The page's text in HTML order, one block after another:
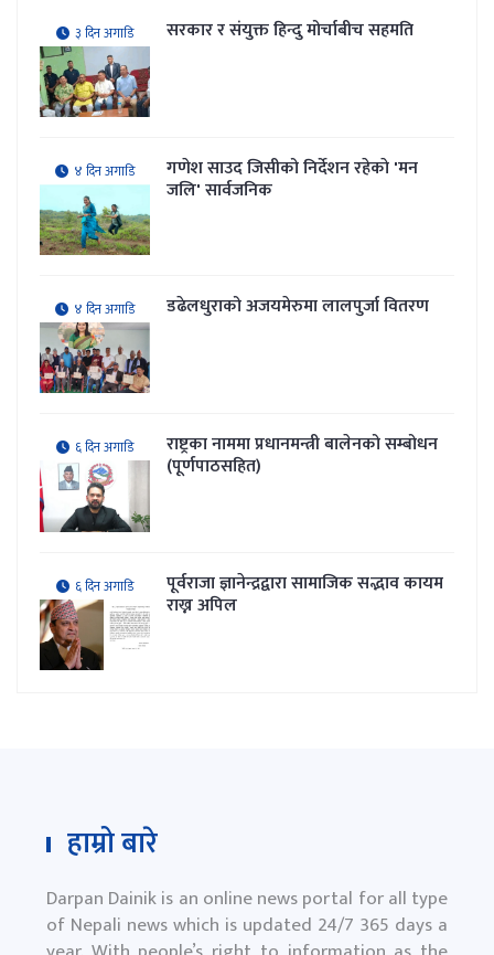
३ दिन अगाडि सरकार र संयुक्त हिन्दु मोर्चाबीच सहमति
४ दिन अगाडि गणेश साउद जिसीको निर्देशन रहेकाे 'मन
जलि' सार्वजनिक
४ दिन अगाडि डढेलधुराको अजयमेरुमा लालपुर्जा वितरण
६ दिन अगाडि राष्ट्रका नाममा प्रधानमन्त्री बालेनको सम्बोधन
(पूर्णपाठसहित)
६ दिन अगाडि पूर्वराजा ज्ञानेन्द्रद्वारा सामाजिक सद्भाव कायम
राख्न अपिल
हाम्रो बारे
Darpan Dainik is an online news portal for all type
of Nepali news which is updated 24/7 365 days a